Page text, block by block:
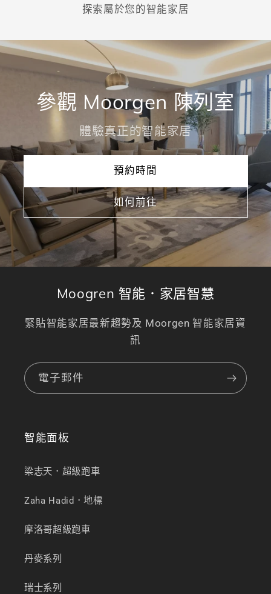
探索屬於您的智能家居
參觀 Moorgen 陳列室
體驗真正的智能家居
預約時間
如何前往
Moogren 智能．家居智慧
緊貼智能家居最新趨勢及 Moorgen 智能家居資
訊
電子郵件
智能面板
梁志天．超級跑車
Zaha Hadid．地標
摩洛哥超級跑車
丹麥系列
瑞士系列